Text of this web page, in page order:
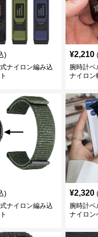
)
ナイロン編み込
¥2,210
腕時計ベ
ナイロン
)
ナイロン編み込
¥2,320
腕時計ベ
ナイロン